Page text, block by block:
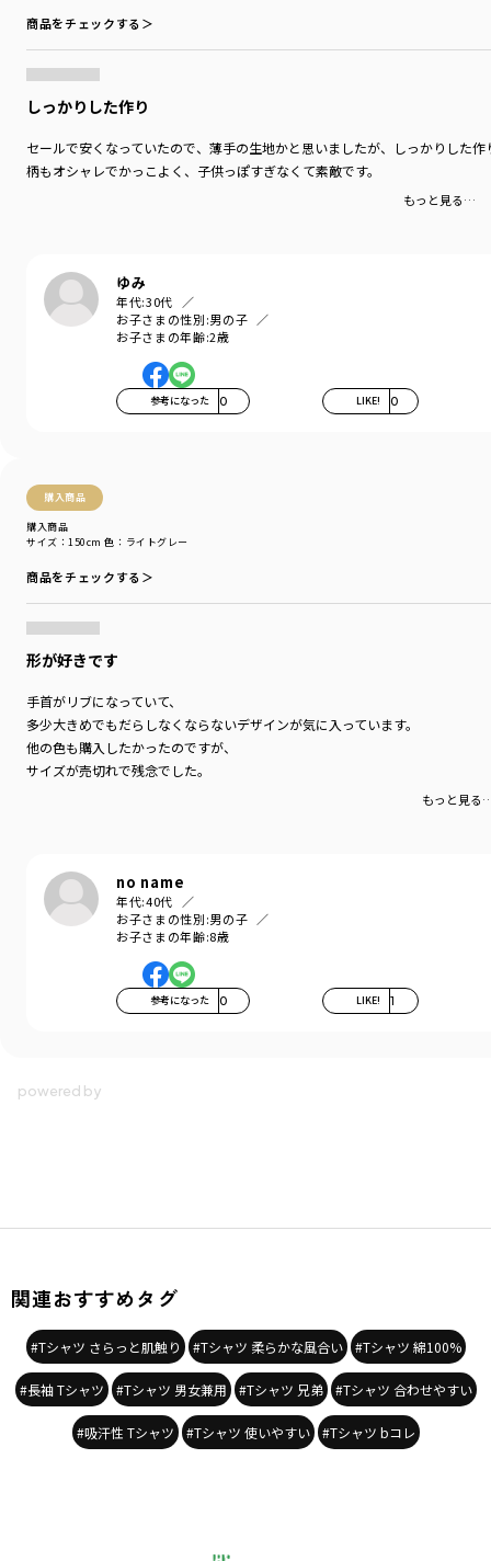
商品をチェックする＞
しっかりした作り
セールで安くなっていたので、薄手の生地かと思いましたが、しっかりした
柄もオシャレでかっこよく、子供っぽすぎなくて素敵です。
もっと見る…
ゆみ
年代:30代
お子さまの性別:男の子
お子さまの年齢:2歳
参考になった 0 LIKE! 0
購入商品
購入商品
サイズ：150cm 色：ライトグレー
商品をチェックする＞
形が好きです
手首がリブになっていて、
多少大きめでもだらしなくならないデザインが気に入っています。
他の色も購入したかったのですが、
サイズが売切れで残念でした。
もっと見る
no name
年代:40代
お子さまの性別:男の子
お子さまの年齢:8歳
参考になった 0 LIKE! 1
丈夫で型崩れしにくい、お洗濯にもぴったりの素材です。
伸縮性：あり
ブランド ／branshes
シーズン
／アウトレット
関連おすすめタグ
#Tシャツ さらっと肌触り #Tシャツ 柔らかな風合い #Tシャツ 綿100%
#長袖 Tシャツ #Tシャツ 男女兼用 #Tシャツ 兄弟 #Tシャツ 合わせやすい
#吸汗性 Tシャツ #Tシャツ 使いやすい #Tシャツ bコレ